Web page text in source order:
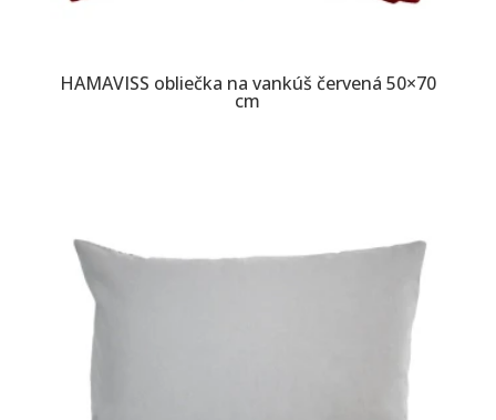
HAMAVISS obliečka na vankúš červená 50×70
cm